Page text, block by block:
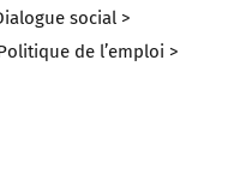
social >
de l’emploi >